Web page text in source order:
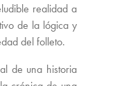
realidad a
de la lógica y
del folleto.
de una historia